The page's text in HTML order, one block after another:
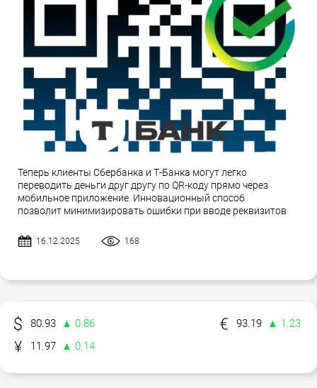
Теперь клиенты Сбербанка и Т-Банка могут легко
переводить деньги друг другу по QR-коду прямо через
мобильное приложение. Инновационный способ
позволит минимизировать ошибки при вводе реквизитов
16.12.2025 168
80.93 ▲ 0.86 93.19
▲ 1.23
11.97
▲ 0.14